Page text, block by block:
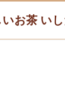
お茶 い